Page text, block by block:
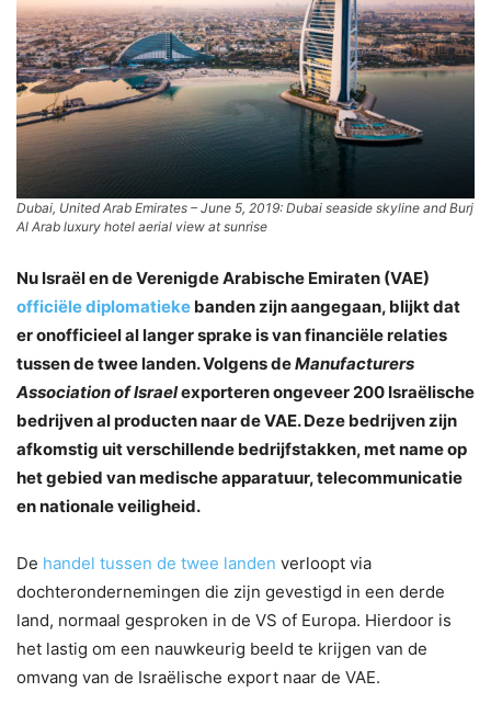
Dubai, United Arab Emirates – June 5, 2019: Dubai seaside skyline and Burj
Al Arab luxury hotel aerial view at sunrise
Nu Israël en de Verenigde Arabische Emiraten (VAE)
officiële diplomatieke banden zijn aangegaan, blijkt dat
er onofficieel al langer sprake is van financiële relaties
tussen de twee landen. Volgens deManufacturers
Association of Israelexporteren ongeveer 200 Israëlische
bedrijven al producten naar de VAE. Deze bedrijven zijn
afkomstig uit verschillende bedrijfstakken, met name op
het gebied van medische apparatuur, telecommunicatie
en nationale veiligheid.
De handel tussen de twee landen verloopt via
dochterondernemingen die zijn gevestigd ​​in een derde
land, normaal gesproken in de VS of Europa. Hierdoor is
het lastig om een ​​nauwkeurig beeld te krijgen van de
omvang van de Israëlische export naar de VAE.